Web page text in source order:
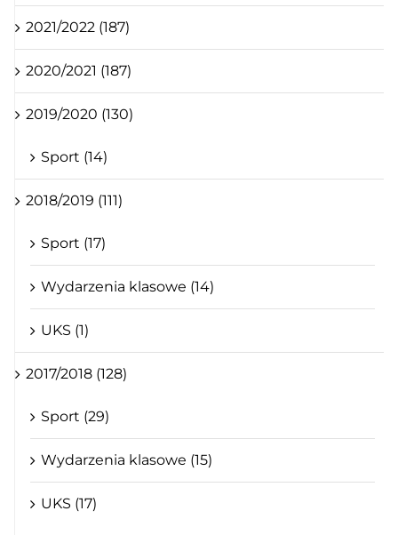
2021/2022 (187)
2020/2021 (187)
2019/2020 (130)
Sport (14)
2018/2019 (111)
Sport (17)
Wydarzenia klasowe (14)
UKS (1)
2017/2018 (128)
Sport (29)
Wydarzenia klasowe (15)
UKS (17)